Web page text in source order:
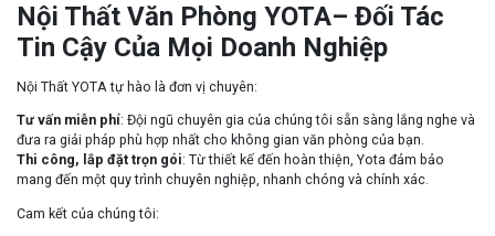
Nội Thất Văn Phòng YOTA– Đối Tác
Tin Cậy Của Mọi Doanh Nghiệp
Nội Thất YOTA tự hào là đơn vị chuyên:
Tư vấn miễn phí: Đội ngũ chuyên gia của chúng tôi sẵn sàng lắng nghe và
đưa ra giải pháp phù hợp nhất cho không gian văn phòng của bạn.
Thi công, lắp đặt trọn gói: Từ thiết kế đến hoàn thiện, Yota đảm bảo
mang đến một quy trình chuyên nghiệp, nhanh chóng và chính xác.
Cam kết của chúng tôi: